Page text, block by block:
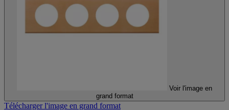
Voir l'image en
grand format
Télécharger l'image en grand format